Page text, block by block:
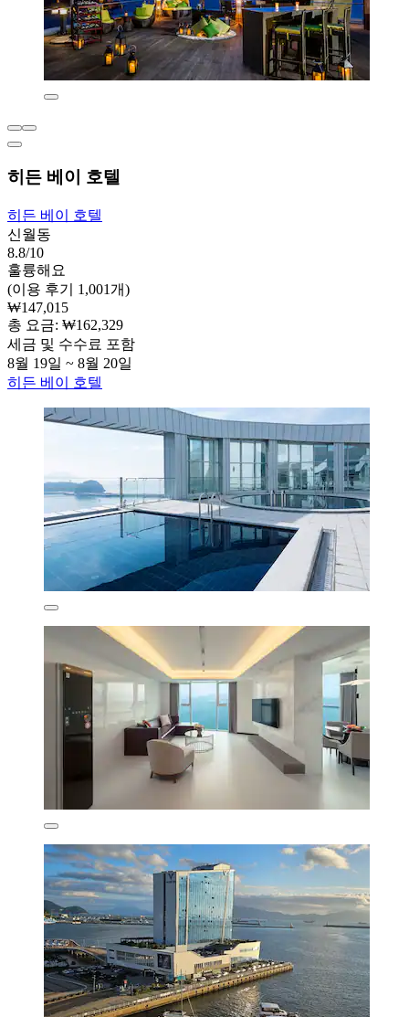
히든 베이 호텔
히든 베이 호텔
신월동
8.8/10
훌륭해요
(이용 후기 1,001개)
₩147,015
총 요금: ₩162,329
세금 및 수수료 포함
8월 19일 ~ 8월 20일
히든 베이 호텔